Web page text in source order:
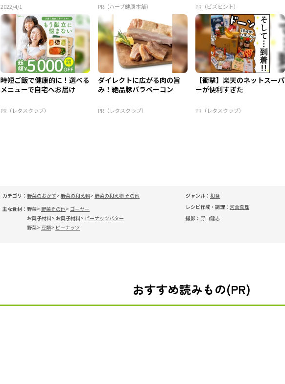
2022/4/1 PR（ハーブ健康本舗） PR（ビズヒント）
時短ご飯で健康的に！選べる
メニューで自宅へお届け
PR（レタスクラブ）
ダイレクトに広がる肉の旨
み！絶品豚バラベーコン
PR（レタスクラブ）
【衝撃】楽天のネットスーパ
ーが便利すぎた
PR（レタスクラブ）
カテゴリ： 野菜のおかず 野菜の和え物
野菜の和え物 その他
主な食材： 野菜 野菜その他
ゴーヤー
お菓子材料
お菓子材料
ピーナッツバター
野菜
豆類 ピーナッツ
ジャンル： 和食
レシピ作成・調理： 河合真理
撮影： 野口健志
おすすめ読みもの(PR)